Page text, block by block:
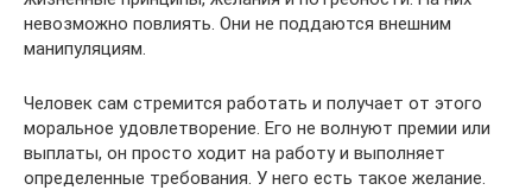
невозможно повлиять. Они не поддаются внешним
манипуляциям.
Человек сам стремится работать и получает от этого
моральное удовлетворение. Его не волнуют премии или
выплаты, он просто ходит на работу и выполняет
определенные требования. У него есть такое желание.